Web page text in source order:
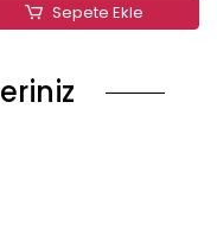
Sepete Ekle